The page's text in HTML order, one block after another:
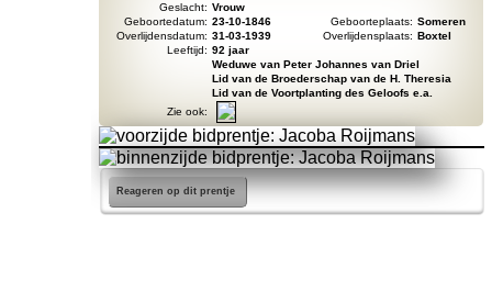
Geslacht: Vrouw
Geboortedatum: 23-10-1846 Geboorteplaats: Someren
Overlijdensdatum: 31-03-1939 Overlijdensplaats: Boxtel
Leeftijd: 92 jaar
Weduwe van Peter Johannes van Driel
Lid van de Broederschap van de H. Theresia
Lid van de Voortplanting des Geloofs e.a.
Zie ook:
Reageren op dit prentje